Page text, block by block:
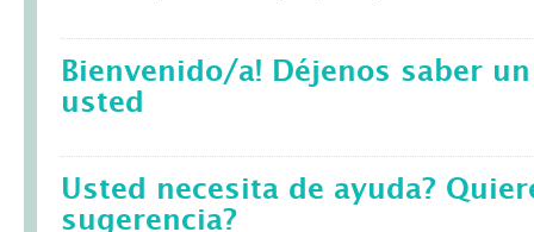
Bienvenido/a! Déjenos saber
usted
Usted necesita de ayuda?
sugerencia?